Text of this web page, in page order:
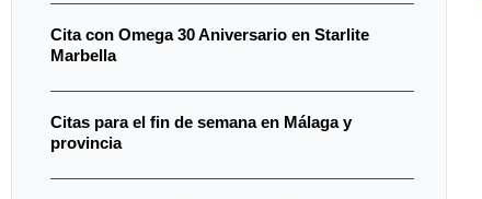
Cita con Omega 30 Aniversario en Starlite
Marbella
Citas para el fin de semana en Málaga y
provincia